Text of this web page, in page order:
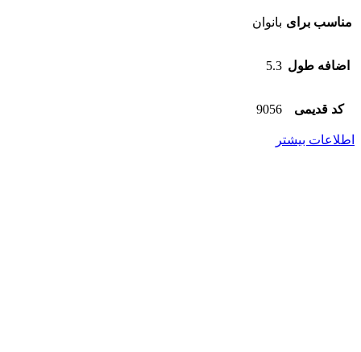
مناسب برای بانوان
اضافه طول 5.3
کد قدیمی 9056
اطلاعات بیشتر